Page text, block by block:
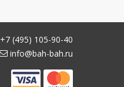
+7 (495) 105-90-40
info@bah-bah.ru